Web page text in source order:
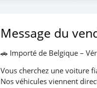
Message du
🚗 Importé de Belgique –
Vous cherchez une voiture
Nos véhicules viennent